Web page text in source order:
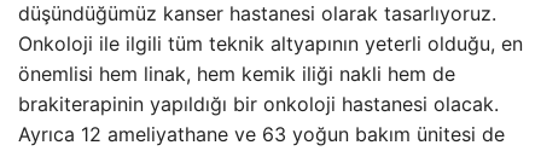
düşündüğümüz kanser hastanesi olarak tasarlıyoruz.
Onkoloji ile ilgili tüm teknik altyapının yeterli olduğu, en
önemlisi hem linak, hem kemik iliği nakli hem de
brakiterapinin yapıldığı bir onkoloji hastanesi olacak.
Ayrıca 12 ameliyathane ve 63 yoğun bakım ünitesi de